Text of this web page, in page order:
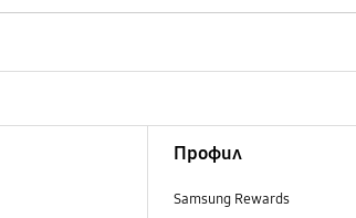
Профил
Samsung Rewards